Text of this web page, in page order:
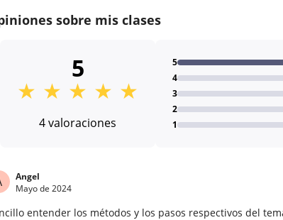
sobre mis clases
5
★ ★ ★ ★ ★
4 valoraciones 1
2
3
4
5
Angel
Mayo de 2024
entender los métodos y los pasos respectivos del